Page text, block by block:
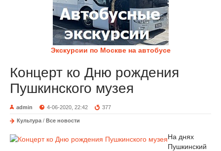
Экскурсии по Москве на автобусе
Концерт ко Дню рождения
Пушкинского музея
admin 4-06-2020, 22:42 377
Культура / Все новости
На днях
Пушкинский